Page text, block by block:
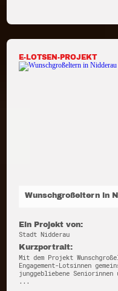
E-LOTSEN-PROJEKT
Wunschgroßeltern in
Ein Projekt von:
Stadt Nidderau
Kurzportrait:
Mit dem Projekt
Engagement-Lotsinnen
junggebliebene
...